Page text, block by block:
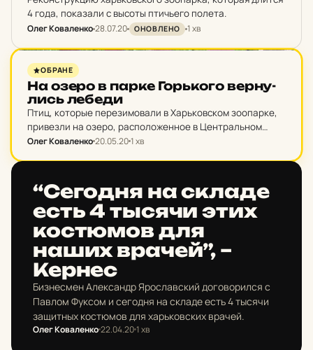
4 года, показали с высоты птичьего полета.
Олег Коваленко28.07.20 ОНОВЛЕНО 1 хв
НОВИНИ ХАРКОВА
ОБРАНЕ
На озеро в парке Горь­ко­го вер­ну­
лись лебеди
Птиц, которые перезимовали в Харьковском зоопарке,
привезли на озеро, расположенное в Центральном
парке культуры и отдыха имени Горького.
Олег Коваленко20.05.201 хв
“Се­год­ня на складе
есть 4 тысячи этих
кос­тю­мов для
наших врачей”, –
Кернес
Бизнесмен Александр Ярославский договорился с
Павлом Фуксом и сегодня на складе есть 4 тысячи
защитных костюмов для харьковских врачей.
Олег Коваленко22.04.201 хв